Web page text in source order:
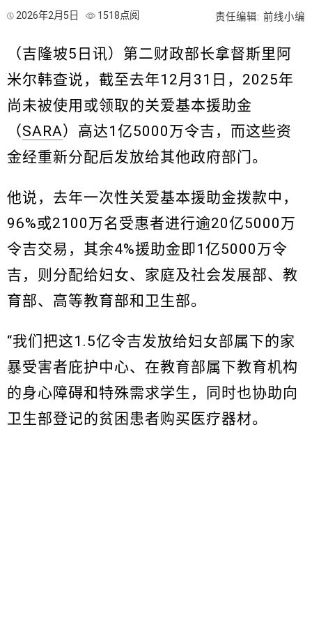
2026年2月5日 1518点阅 责任编辑: 前线小编
（吉隆坡5日讯）第二财政部长拿督斯里阿
米尔韩查说，截至去年12月31日，2025年
尚未被使用或领取的关爱基本援助金
（SARA）高达1亿5000万令吉，而这些资
金经重新分配后发放给其他政府部门。
他说，去年一次性关爱基本援助金拨款中，
96%或2100万名受惠者进行逾20亿5000万
令吉交易，其余4%援助金即1亿5000万令
吉，则分配给妇女、家庭及社会发展部、教
育部、高等教育部和卫生部。
“我们把这1.5亿令吉发放给妇女部属下的家
暴受害者庇护中心、在教育部属下教育机构
的身心障碍和特殊需求学生，同时也协助向
卫生部登记的贫困患者购买医疗器材。